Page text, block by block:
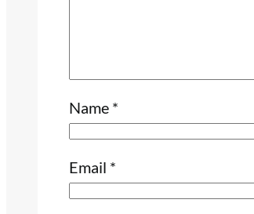
Name *
Email *